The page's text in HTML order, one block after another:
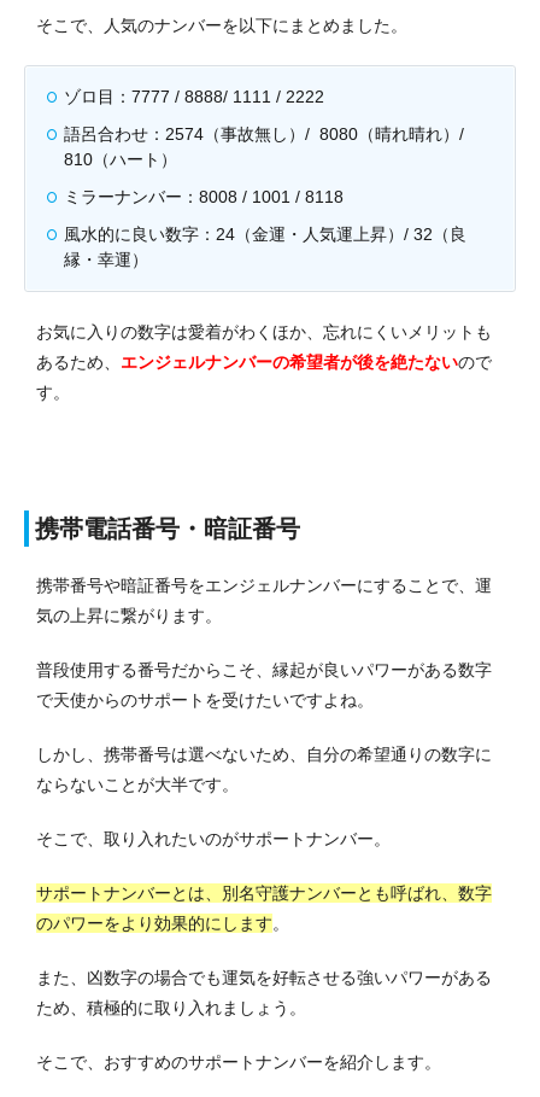
そこで、人気のナンバーを以下にまとめました。
ゾロ目：7777 / 8888/ 1111 / 2222
語呂合わせ：2574（事故無し）/ 8080（晴れ晴れ）/
810（ハート）
ミラーナンバー：8008 / 1001 / 8118
風水的に良い数字：24（金運・人気運上昇）/ 32（良
縁・幸運）
お気に入りの数字は愛着がわくほか、忘れにくいメリットも
あるため、 エンジェルナンバーの希望者が後を絶たないので
す。
携帯電話番号・暗証番号
携帯番号や暗証番号をエンジェルナンバーにすることで、運
気の上昇に繋がります。
普段使用する番号だからこそ、縁起が良いパワーがある数字
で天使からのサポートを受けたいですよね。
しかし、携帯番号は選べないため、自分の希望通りの数字に
ならないことが大半です。
そこで、取り入れたいのがサポートナンバー。
サポートナンバーとは、別名守護ナンバーとも呼ばれ、数字
のパワーをより効果的にします。
また、凶数字の場合でも運気を好転させる強いパワーがある
ため、積極的に取り入れましょう。
そこで、おすすめのサポートナンバーを紹介します。